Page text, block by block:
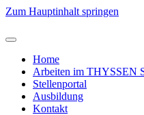
Zum Hauptinhalt springen
Home
Arbeiten im THYSSEN
Stellenportal
Ausbildung
Kontakt